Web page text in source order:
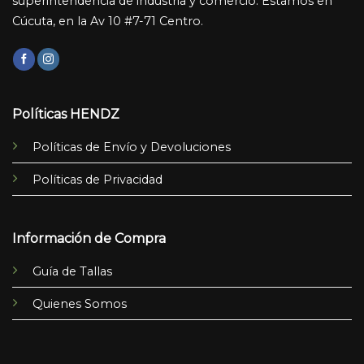
Cúcuta, en la Av 10 #7-71 Centro.
Políticas HENDZ
Políticas de Envío y Devoluciones
Políticas de Privacidad
Información de Compra
Guía de Tallas
Quienes Somos